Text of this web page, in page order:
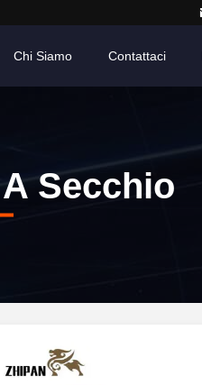
Chi Siamo Contattaci
Secchio